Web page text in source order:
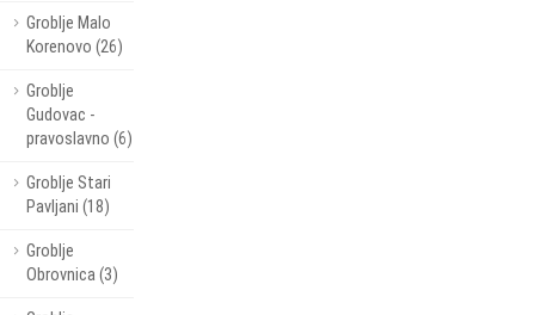
Groblje Malo
Korenovo (26)
Groblje
Gudovac -
pravoslavno (6)
Groblje Stari
Pavljani (18)
Groblje
Obrovnica (3)